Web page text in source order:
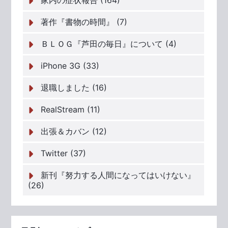
著作『書物の時間』 (7)
ＢＬＯＧ『芦田の毎日』について (4)
iPhone 3G (33)
退職しました (16)
RealStream (11)
出張＆カバン (12)
Twitter (37)
新刊『努力する人間になってはいけない』
(26)